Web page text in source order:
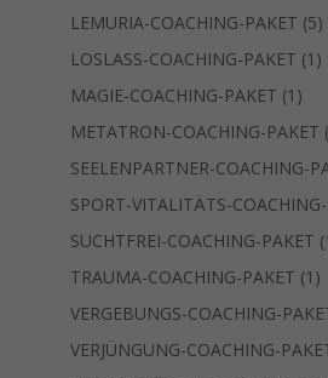
LEMURIA-COACHING-PAKET 55
LOSLASS-COACHING-PAKET 1 1
MAGIE-COACHING-PAKET 1 1
METATRON-COACHING-PAKET
SEELENPARTNER-COACHING-
SPORT-VITALITÄTS-
SUCHTFREI-COACHING-PAKET
TRAUMA-COACHING-PAKET 1 1
VERGEBUNGS-COACHING-
VERJÜNGUNG-COACHING-